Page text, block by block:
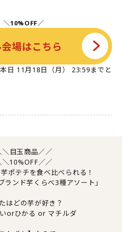
＼10%OFF／
日 11月18日（月） 23:59までと
＼目玉商品／／
＼10%OFF／／
ポテチを食べ比べられる！
ランド芋くらべ3種アソート」
はどの芋が好き？
orひかる or マチルダ